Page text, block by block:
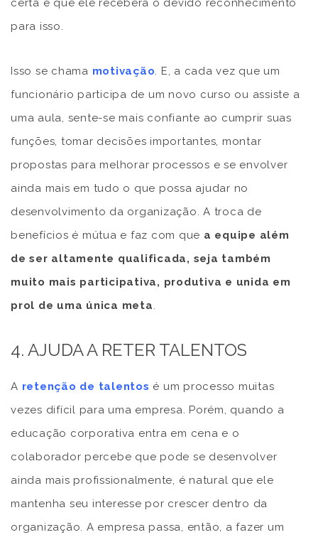
certa e que ele receberá o devido reconhecimento
para isso.
Isso se chama motivação. E, a cada vez que um
funcionário participa de um novo curso ou assiste a
uma aula, sente-se mais confiante ao cumprir suas
funções, tomar decisões importantes, montar
propostas para melhorar processos e se envolver
ainda mais em tudo o que possa ajudar no
desenvolvimento da organização. A troca de
benefícios é mútua e faz com que a equipe além
de ser altamente qualificada, seja também
muito mais participativa, produtiva e unida em
prol de uma única meta.
4. AJUDA A RETER TALENTOS
A retenção de talentos é um processo muitas
vezes difícil para uma empresa. Porém, quando a
educação corporativa entra em cena e o
colaborador percebe que pode se desenvolver
ainda mais profissionalmente, é natural que ele
mantenha seu interesse por crescer dentro da
organização. A empresa passa, então, a fazer um